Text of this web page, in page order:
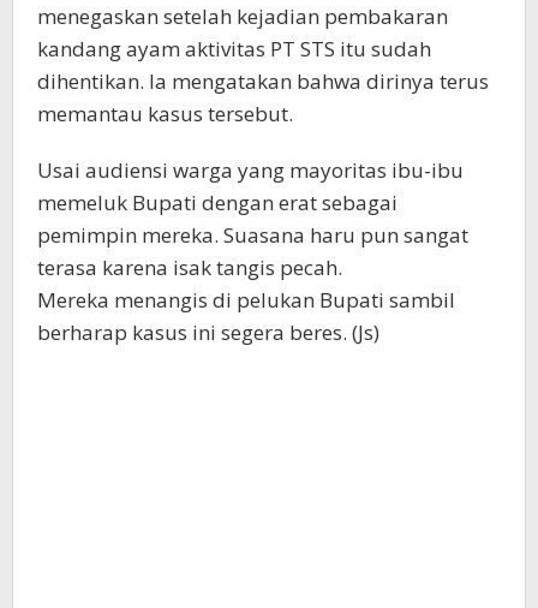
menegaskan setelah kejadian pembakaran
kandang ayam aktivitas PT STS itu sudah
dihentikan. Ia mengatakan bahwa dirinya terus
memantau kasus tersebut.
Usai audiensi warga yang mayoritas ibu-ibu
memeluk Bupati dengan erat sebagai
pemimpin mereka. Suasana haru pun sangat
terasa karena isak tangis pecah.
Mereka menangis di pelukan Bupati sambil
berharap kasus ini segera beres. (Js)